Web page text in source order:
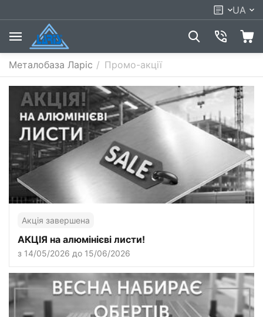
UA
Металобаза Ларіс / Промо-акції
Акція завершена
АКЦІЯ на алюмінієві листи!
з 14/05/2026 до 15/06/2026